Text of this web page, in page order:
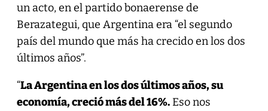
un acto, en el partido bonaerense de
Berazategui, que Argentina era “el segundo
país del mundo que más ha crecido en los dos
últimos años”.
“La Argentina en los dos últimos años, su
economía, creció más del 16%.Eso nos